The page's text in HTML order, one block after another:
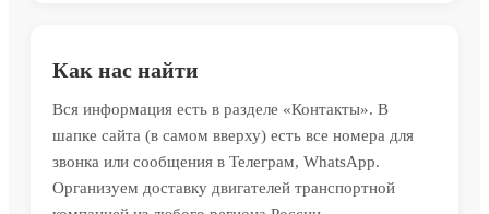
Как нас найти
Вся информация есть в разделе «Контакты». В
шапке сайта (в самом вверху) есть все номера для
звонка или сообщения в Телеграм, WhatsApp.
Организуем доставку двигателей транспортной